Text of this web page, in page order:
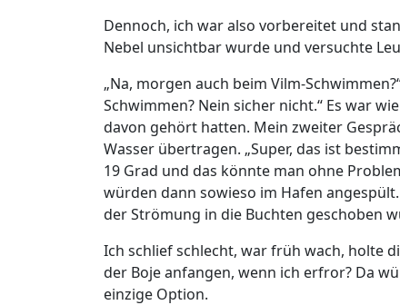
Dennoch, ich war also vorbereitet und
Nebel unsichtbar wurde und versuchte
„Na, morgen auch beim Vilm-
Schwimmen? Nein sicher nicht.“ Es war
davon gehört hatten. Mein zweiter
Wasser übertragen. „Super, das ist
19 Grad und das könnte man ohne
würden dann sowieso im Hafen
der Strömung in die Buchten geschoben
Ich schlief schlecht, war früh wach, holte
der Boje anfangen, wenn ich erfror? Da
einzige Option.